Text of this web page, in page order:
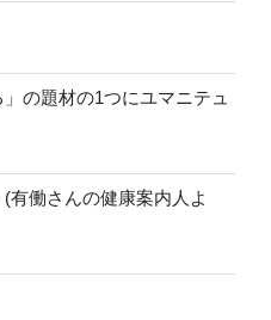
の題材の1つにユマニテュ
有働さんの健康案内人よ